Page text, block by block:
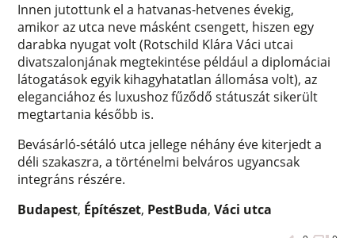
Innen jutottunk el a hatvanas-hetvenes évekig,
amikor az utca neve másként csengett, hiszen egy
darabka nyugat volt (Rotschild Klára Váci utcai
divatszalonjának megtekintése például a diplomáciai
látogatások egyik kihagyhatatlan állomása volt), az
eleganciához és luxushoz fűződő státuszát sikerült
megtartania később is.
Bevásárló-sétáló utca jellege néhány éve kiterjedt a
déli szakaszra, a történelmi belváros ugyancsak
integráns részére.
Budapest, Építészet, PestBuda,Váci utca